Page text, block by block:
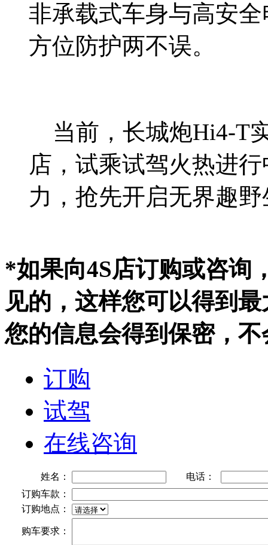
非承载式车身与高安
方位防护两不误。
当前，长城炮Hi4-T
店，试乘试驾火热进
力，抢先开启无界趣
*如果向4S店订购或咨询
见的，这样您可以得到
您的信息会得到保密，
订购
试驾
在线咨询
姓名：
电话：
订购车款：
订购地点：
购车要求：